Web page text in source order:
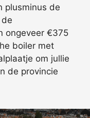
plusminus de
ongeveer €375
boiler met
om jullie
de provincie